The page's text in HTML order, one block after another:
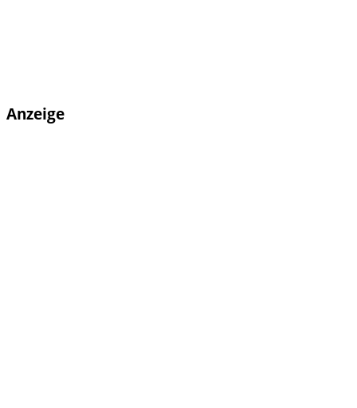
Anzeige